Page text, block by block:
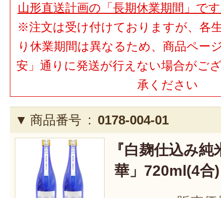
山形直送計画の「長期休業期間」で
※注文は受け付けておりますが、各
り休業期間は異なるため、商品ペー
安」通りに発送が行えない場合がご
承ください
商品番号 : 0178-004-01
『白麹仕込み
華」720ml(4合